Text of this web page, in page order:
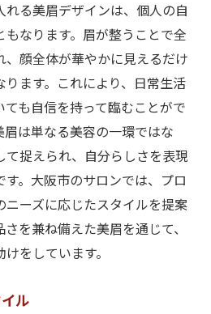
る美眉デザインは、個人の自
なります。眉が整うことで全
顔全体が華やかに見えるだけ
ます。これにより、日常生活
も自信を持って臨むことがで
は単なる美容の一環ではな
て捉えられ、自分らしさを表現
。大阪市のサロンでは、プロ
ーズに応じたスタイルを提案
を兼ね備えた美眉を通じて、
をしています。
ル